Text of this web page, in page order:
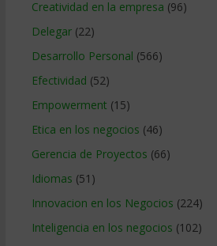
Creatividad en la empresa (96)
Delegar(22)
Desarrollo Personal (566)
Efectividad (52)
Empowerment (15)
Etica en los negocios (46)
Gerencia de Proyectos (66)
Idiomas (51)
Innovacion en los Negocios (224)
Inteligencia en los negocios (102)